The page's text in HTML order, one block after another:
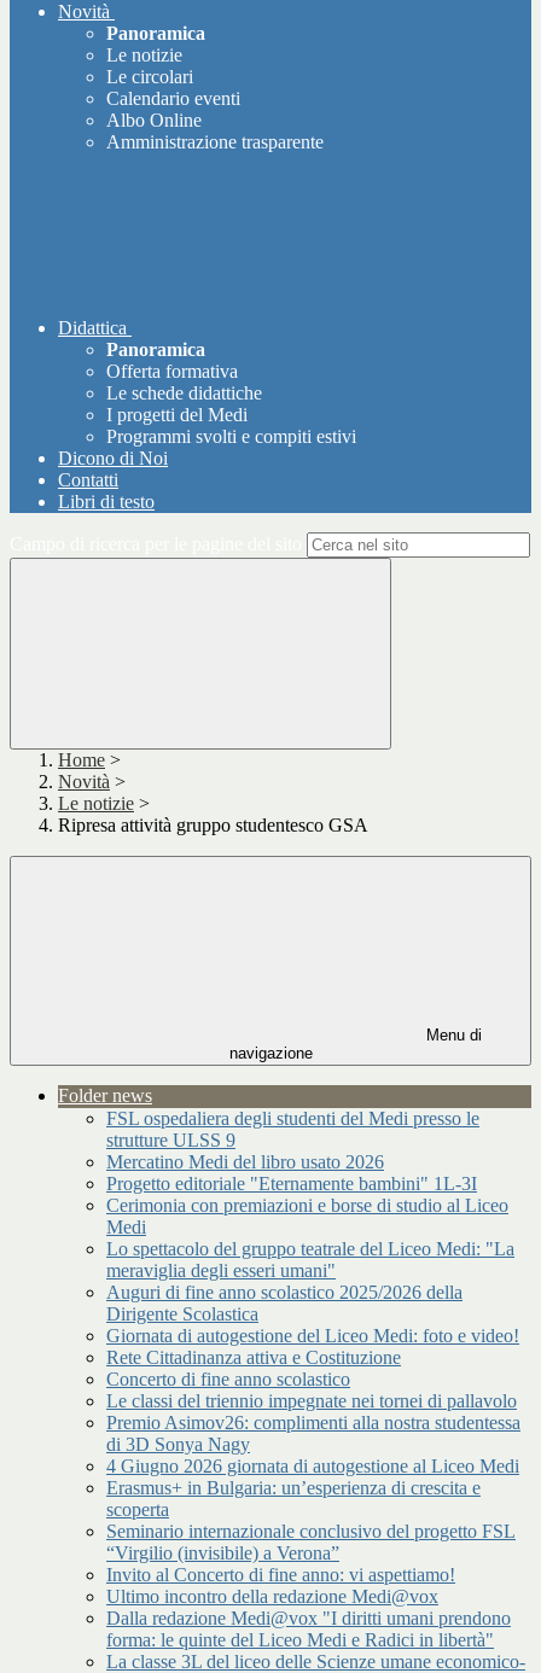
Novità
Panoramica
Le notizie
Le circolari
Calendario eventi
Albo Online
Amministrazione trasparente
Didattica
Panoramica
Offerta formativa
Le schede didattiche
I progetti del Medi
Programmi svolti e compiti estivi
Dicono di Noi
Contatti
Libri di testo
Home >
Novità >
Le notizie >
Ripresa attività gruppo studentesco GSA
Menu di
navigazione
Folder news
FSL ospedaliera degli studenti del Medi presso le
strutture ULSS 9
Mercatino Medi del libro usato 2026
Progetto editoriale "Eternamente bambini" 1L-3I
Cerimonia con premiazioni e borse di studio al Liceo
Medi
Lo spettacolo del gruppo teatrale del Liceo Medi: "La
meraviglia degli esseri umani"
Auguri di fine anno scolastico 2025/2026 della
Dirigente Scolastica
Giornata di autogestione del Liceo Medi: foto e video!
Rete Cittadinanza attiva e Costituzione
Concerto di fine anno scolastico
Le classi del triennio impegnate nei tornei di pallavolo
Premio Asimov26: complimenti alla nostra studentessa
di 3D Sonya Nagy
4 Giugno 2026 giornata di autogestione al Liceo Medi
Erasmus+ in Bulgaria: un’esperienza di crescita e
scoperta
Seminario internazionale conclusivo del progetto FSL
“Virgilio (invisibile) a Verona”
Invito al Concerto di fine anno: vi aspettiamo!
Ultimo incontro della redazione Medi@vox
Dalla redazione Medi@vox "I diritti umani prendono
forma: le quinte del Liceo Medi e Radici in libertà"
La classe 3L del liceo delle Scienze umane economico-